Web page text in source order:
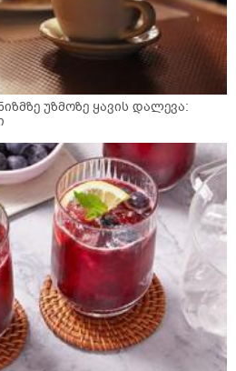
უზმოზე ყავის დალევა: